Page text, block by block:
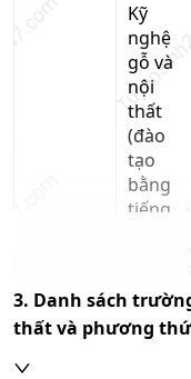
Kỹ
nghệ
gỗ và
nội
thất
(đào
tạo
bằng
tiếng
nghệ
gỗ và
3. Danh sách
thấtvà phương